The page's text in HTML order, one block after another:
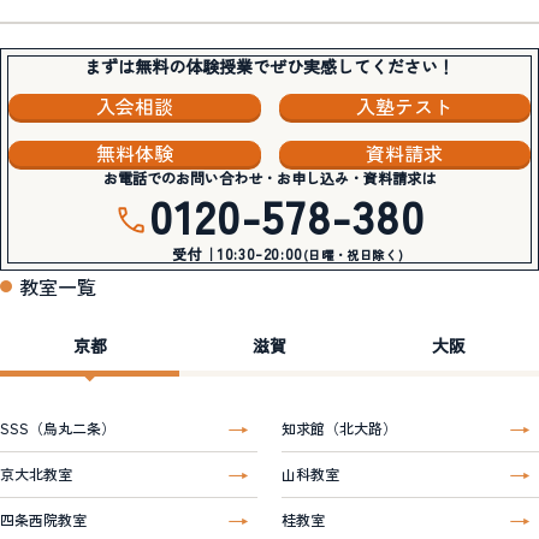
まずは無料の体験授業でぜひ実感してください！
入会相談
入塾テスト
無料体験
資料請求
お電話でのお問い合わせ・お申し込み・資料請求は
0120-578-380
受付｜10:30-20:00(日曜・祝日除く)
教室一覧
京都 滋賀 大阪
SSS（烏丸二条） 知求館（北大路）
京大北教室 山科教室
四条西院教室 桂教室